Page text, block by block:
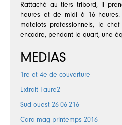
Rattaché au tiers tribord, il
heures et de midi à 16
matelots professionnels, le
encadre, pendant le quart, une
MEDIAS
1re et 4e de couverture
Extrait Faure2
Sud ouest 26-06-216
Cara mag printemps 2016